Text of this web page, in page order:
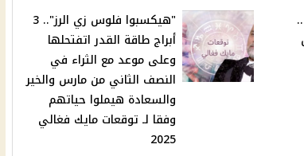
"هيكسبوا فلوس زي الرز".. 3
أبراج طاقة القدر اتفتحلها
وعلى موعد مع الثراء في
النصف الثاني من مارس والخير
والسعادة هيملوا حياتهم
وفقا لـ توقعات مايك فغالي
2025